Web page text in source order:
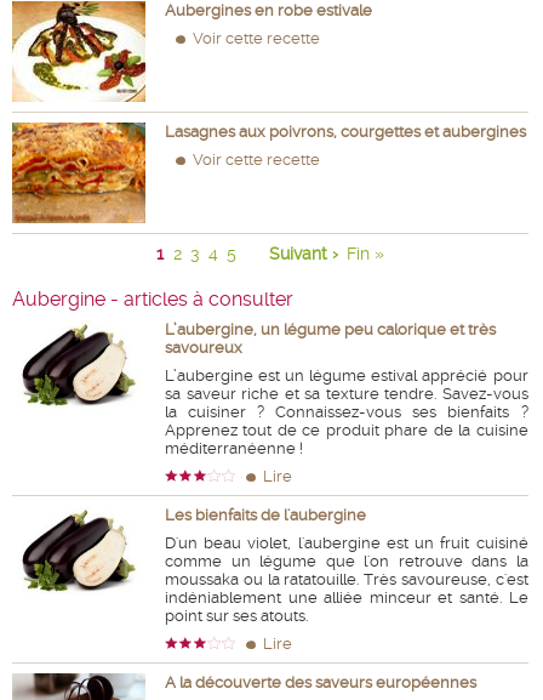
Aubergines en robe estivale
Voir cette recette
Lasagnes aux poivrons, courgettes et aubergines
Voir cette recette
1 2 3 4 5 Suivant › Fin »
Aubergine - articles à consulter
L’aubergine, un légume peu calorique et très
savoureux
L’aubergine est un légume estival apprécié pour
sa saveur riche et sa texture tendre. Savez-vous
la cuisiner ? Connaissez-vous ses bienfaits ?
Apprenez tout de ce produit phare de la cuisine
méditerranéenne !
Lire
Les bienfaits de l'aubergine
D'un beau violet, l'aubergine est un fruit cuisiné
comme un légume que l'on retrouve dans la
moussaka ou la ratatouille. Très savoureuse, c'est
indéniablement une alliée minceur et santé. Le
point sur ses atouts.
Lire
A la découverte des saveurs européennes